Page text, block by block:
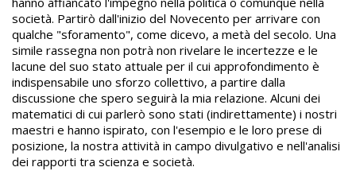
società. Partirò dall'inizio del Novecento per arrivare con
qualche "sforamento", come dicevo, a metà del secolo. Una
simile rassegna non potrà non rivelare le incertezze e le
lacune del suo stato attuale per il cui approfondimento è
indispensabile uno sforzo collettivo, a partire dalla
discussione che spero seguirà la mia relazione. Alcuni dei
matematici di cui parlerò sono stati (indirettamente) i nostri
maestri e hanno ispirato, con l'esempio e le loro prese di
posizione, la nostra attività in campo divulgativo e nell'analisi
dei rapporti tra scienza e società.